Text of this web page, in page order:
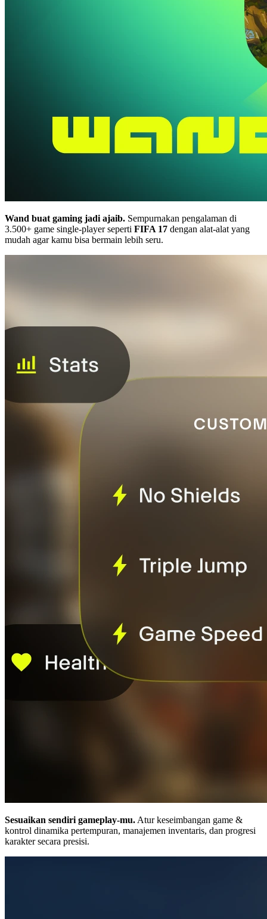
Wand buat gaming jadi ajaib. Sempurnakan pengalaman di
3.500+ game single-player seperti FIFA 17 dengan alat-alat yang
mudah agar kamu bisa bermain lebih seru.
Sesuaikan sendiri gameplay-mu. Atur keseimbangan game &
kontrol dinamika pertempuran, manajemen inventaris, dan progresi
karakter secara presisi.